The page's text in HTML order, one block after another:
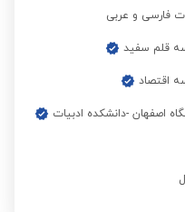
فارسی و عربی